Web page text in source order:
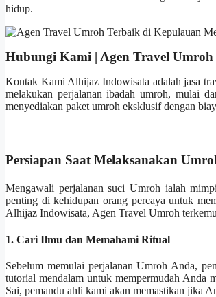
hidup.
Hubungi Kami | Agen Travel
Kontak Kami Alhijaz Indowisata adalah jasa
melakukan perjalanan ibadah umroh, mulai
menyediakan paket umroh eksklusif dengan
Persiapan Saat Melaksanakan
Mengawali perjalanan suci Umroh ialah
penting di kehidupan orang percaya untuk
Alhijaz Indowisata, Agen Travel Umroh
1. Cari Ilmu dan Memahami Ritual
Sebelum memulai perjalanan Umroh Anda,
tutorial mendalam untuk mempermudah Anda
Sai, pemandu ahli kami akan memastikan jika